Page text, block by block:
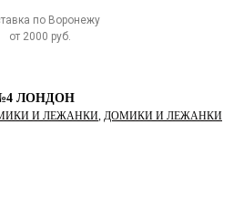
по Воронежу
от 2000 руб.
№4 ЛОНДОН
И ЛЕЖАНКИ, ДОМИКИ И ЛЕЖАНКИ